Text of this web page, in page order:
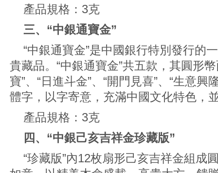
產品規格：3克
三、“中銀通寶金”
“中銀通寶金”是中國銀行特別發行的
貴藏品。“中銀通寶金”共五款，其圓形
寶”、“日進斗金”、“開門見喜”、“生意興
體字，以字寄意，充滿中國文化特色，
產品規格：3克
四、“中銀己亥吉祥金珍藏版”
“珍藏版”內12枚扇形己亥吉祥金組成